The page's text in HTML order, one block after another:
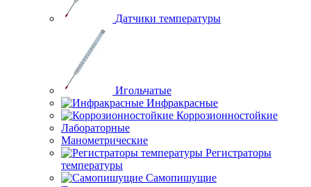
Датчики температуры
Игольчатые
Инфракрасные
Коррозионностойкие
Лабораторные
Манометрические
Регистраторы
температуры
Самопишущие